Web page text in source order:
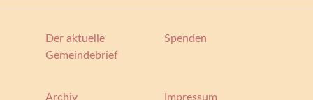
Der aktuelle
Gemeindebrief
Spenden
Archiv Impressum